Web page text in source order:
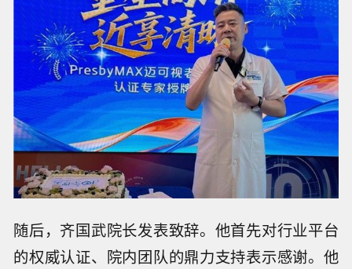
随后，齐国武院长发表致辞。他首先对行业平台
的权威认证、院内团队的鼎力支持表示感谢。他